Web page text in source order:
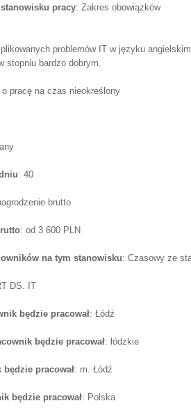
pracy: Zakres obowiązków
problemów IT w języku
stopniu bardzo dobrym.
pracę na czas nieokreślony
: 40
brutto
: od 3 600 PLN
na tym stanowisku: Czasowy ze
DS. IT
będzie pracował: Łódź
będzie pracował: łódzkie
pracował: m. Łódź
będzie pracował: Polska